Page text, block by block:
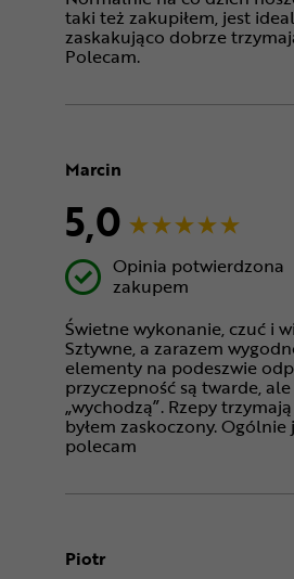
taki też zakupiłem, jest
zaskakująco dobrze
Polecam.
Marcin
5,0
Opinia potwierdzona
zakupem
Świetne wykonanie, czuć i
Sztywne, a zarazem
elementy na podeszwie
przyczepność są twarde,
„wychodzą”. Rzepy
byłem zaskoczony.
polecam
Piotr